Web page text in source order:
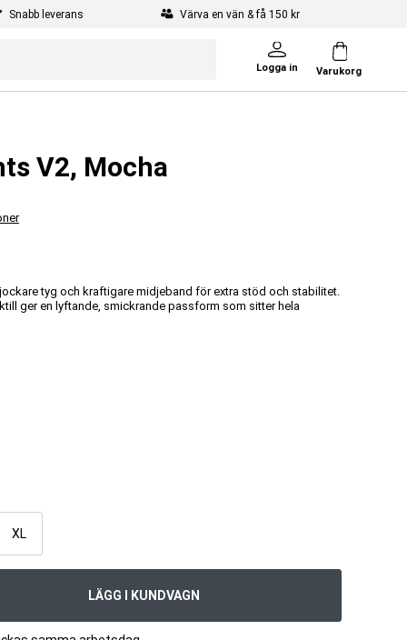
Snabb leverans Värva en vän & få 150 kr
Logga in Varukorg
V2, Mocha
tyg och kraftigare midjeband för extra stöd och stabilitet.
ger en lyftande, smickrande passform som sitter hela
XL
LÄGG I KUNDVAGN